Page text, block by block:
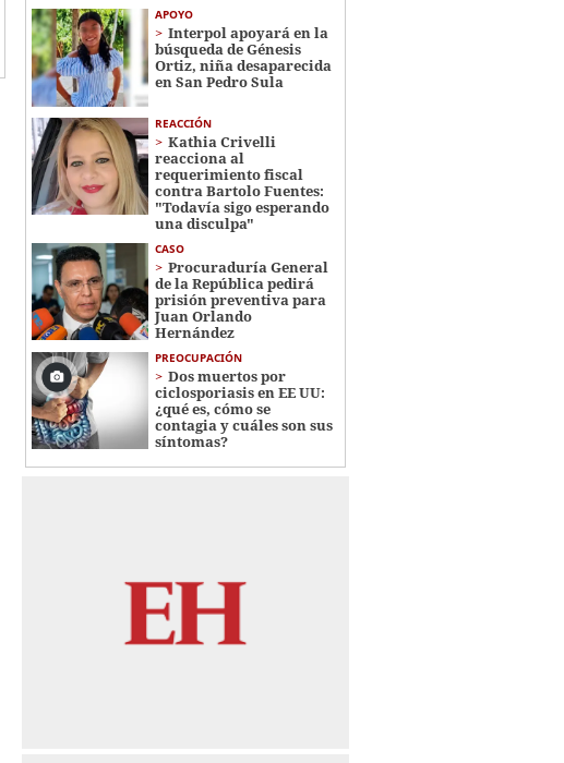
APOYO
Interpol apoyará en la
búsqueda de Génesis
Ortiz, niña desaparecida
en San Pedro Sula
REACCIÓN
Kathia Crivelli
reacciona al
requerimiento fiscal
contra Bartolo Fuentes:
"Todavía sigo esperando
una disculpa"
CASO
Procuraduría General
de la República pedirá
prisión preventiva para
Juan Orlando
Hernández
PREOCUPACIÓN
Dos muertos por
ciclosporiasis en EE UU:
¿qué es, cómo se
contagia y cuáles son sus
síntomas?